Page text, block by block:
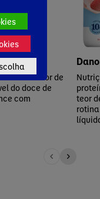
do alto teor de
do doce de
com
teor